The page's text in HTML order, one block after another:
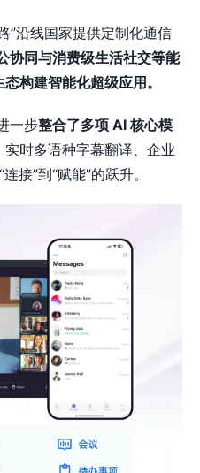
”沿线国家提供定制化通信
协同与消费级生活社交等能
构建智能化超级应用。
一步整合了多项 AI 核心模
实时多语种字幕翻译、企业
接”到“赋能”的跃升。